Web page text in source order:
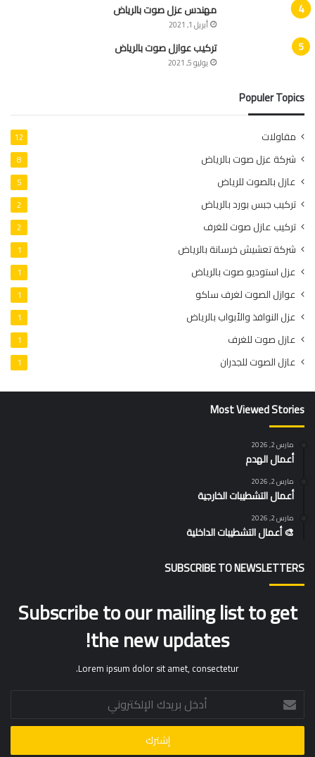
مهندس عزل صوت بالرياض
أبريل 1, 2021
تركيب عوازل صوت بالرياض
يوليو 5, 2021
Populer Topics
مقاولات 12
شركة عزل صوت بالرياض 8
عازل بالصوت للرياض 5
تركيب جبس بورد بالرياض 2
تركيب عازل صوت للغرف 2
شركة تعشيش خرسانة بالرياض 1
عزل استوديو صوت بالرياض 1
عوازل الصوت لغرف ساكو 1
عزل النوافذ والأبواب بالرياض 1
عازل صوت للغرف 1
عازل الصوت للجدران 1
Most Viewed Stories
مارس 2, 2026
أعمال الهدم
مارس 2, 2026
أعمال التشطيبات الخارجية
مارس 2, 2026
🎨 أعمال التشطيبات الداخلية
SUBSCRIBE TO NEWSLETTERS
Subscribe to our mailing list to get
the new updates!
Lorem ipsum dolor sit amet, consectetur.
أدخل
بريدك
الإلكتروني